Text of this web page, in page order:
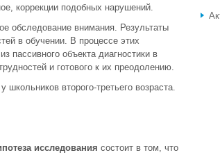
коррекции подобных нарушений.
обследование внимания. Результаты
в обучении. В процессе этих
пассивного объекта диагностики в
и готового к их преодолению.
школьников второго-третьего возраста.
исследования состоит в том, что